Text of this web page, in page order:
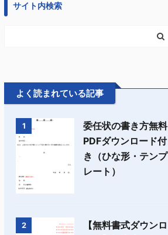
サイト内検索
よく読まれている記事
1
委任状の書き方無料
PDFダウンロード付
き（ひな形・テンプ
レート）
2
【無料書式ダウンロ